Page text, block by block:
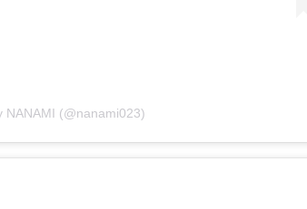
NANAMI (@nanami023)